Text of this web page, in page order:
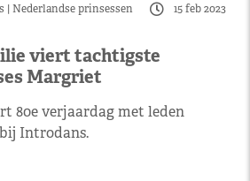
Nederlandse prinsessen
15 feb 2023
viert tachtigste
Margriet
80e verjaardag met leden
Introdans.